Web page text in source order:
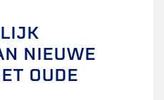
NIEUWE
OUDE